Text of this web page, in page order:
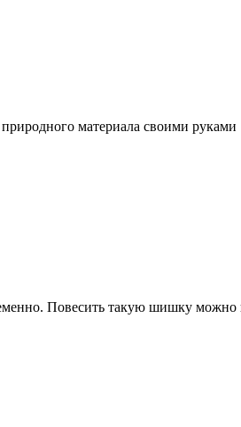
материала своими руками
Повесить такую шишку